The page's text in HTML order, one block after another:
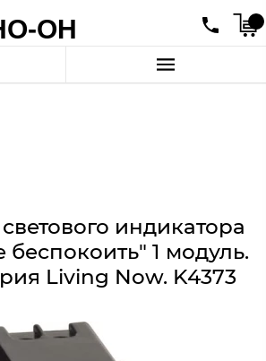
ОН
индикатора
1 модуль.
Living Now. K4373